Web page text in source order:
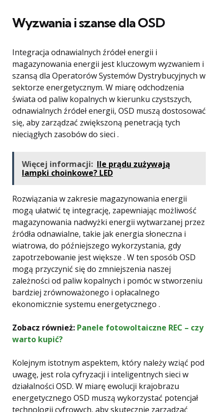
Wyzwania i szanse dla OSD
Integracja odnawialnych źródeł energii i
magazynowania energii jest kluczowym wyzwaniem i
szansą dla Operatorów Systemów Dystrybucyjnych w
sektorze energetycznym. W miarę odchodzenia
świata od paliw kopalnych w kierunku czystszych,
odnawialnych źródeł energii, OSD muszą dostosować
się, aby zarządzać zwiększoną penetracją tych
nieciągłych zasobów do sieci .
Więcej informacji: Ile prądu zużywają
lampki choinkowe? LED
Rozwiązania w zakresie magazynowania energii
mogą ułatwić tę integrację, zapewniając możliwość
magazynowania nadwyżki energii wytwarzanej przez
źródła odnawialne, takie jak energia słoneczna i
wiatrowa, do późniejszego wykorzystania, gdy
zapotrzebowanie jest większe . W ten sposób OSD
mogą przyczynić się do zmniejszenia naszej
zależności od paliw kopalnych i pomóc w stworzeniu
bardziej zrównoważonego i opłacalnego
ekonomicznie systemu energetycznego .
Zobacz również: Panele fotowoltaiczne REC – czy
warto kupić?
Kolejnym istotnym aspektem, który należy wziąć pod
uwagę, jest rola cyfryzacji i inteligentnych sieci w
działalności OSD. W miarę ewolucji krajobrazu
energetycznego OSD muszą wykorzystać potencjał
technologii cyfrowych, aby skutecznie zarządzać